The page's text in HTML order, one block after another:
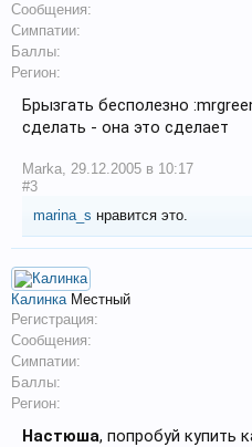
Сообщения:
Симпатии:
Баллы:
Регион:
Брызгать бесполезно
сделать - она это сделает
Marka, 29.12.2005 в 10:17
#3
marina_s нравится это.
Калинка Местный
Регистрация:
Сообщения:
Симпатии:
Баллы:
Регион:
Настюша, попробуй купить